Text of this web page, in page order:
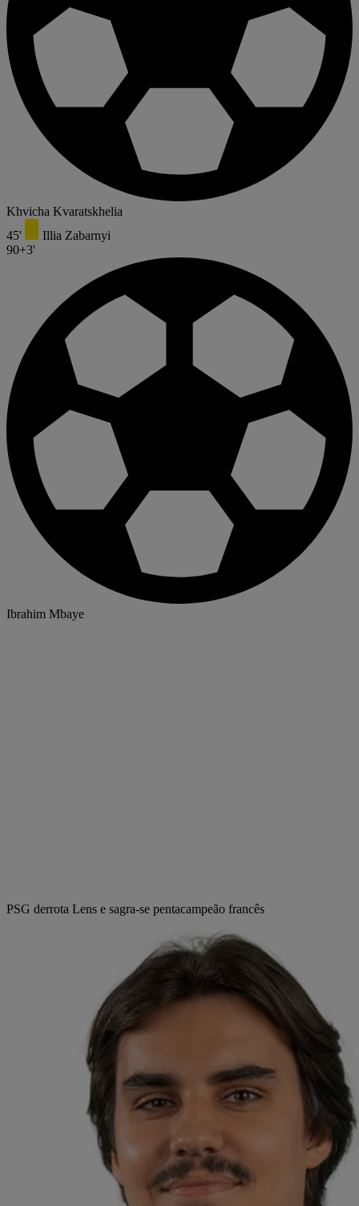
Khvicha Kvaratskhelia
45'
Illia Zabarnyi
90+3'
Ibrahim Mbaye
PSG derrota Lens e sagra-se pentacampeão francês